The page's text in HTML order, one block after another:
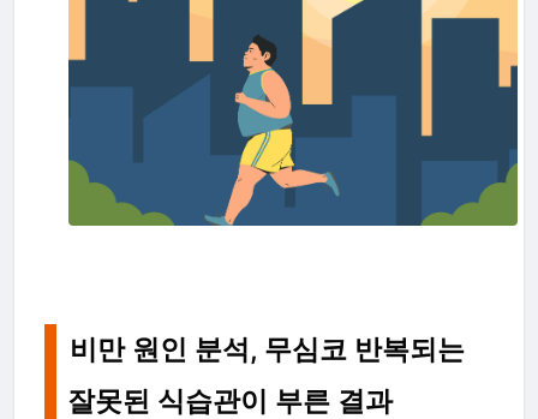
비만 원인 분석, 무심코 반복되는
잘못된 식습관이 부른 결과